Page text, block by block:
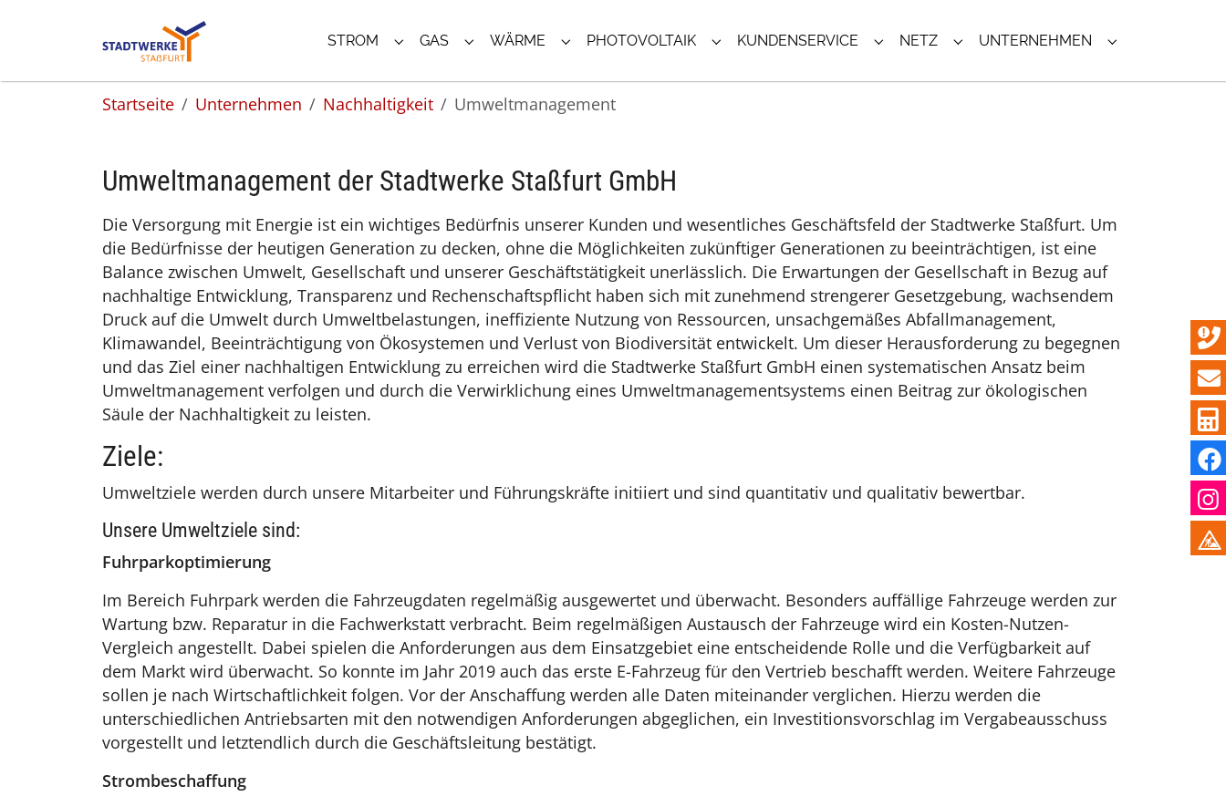
STROM
SUBMENU FÜR "STROM"
GAS
SUBMENU FÜR "GAS"
WÄRME
SUBMENU FÜR "WÄRME"
PHOTOVOLTAIK
SUBMENU FÜR "PHOTOVOLTAIK"
KUNDENSERVICE
SUBMENU FÜR "KUNDENSERVICE"
NETZ
SUBMENU FÜR "NETZ"
UNTERNEHMEN
SUBMENU FÜR
You are here:
Startseite Unternehmen Nachhaltigkeit Umweltmanagement
Umweltmanagement der Stadtwerke Staßfurt GmbH
Die Versorgung mit Energie ist ein wichtiges Bedürfnis unserer Kunden und wesentliches Geschäftsfeld der Stadtwerke Staßfurt. Um
die Bedürfnisse der heutigen Generation zu decken, ohne die Möglichkeiten zukünftiger Generationen zu beeinträchtigen, ist eine
Balance zwischen Umwelt, Gesellschaft und unserer Geschäftstätigkeit unerlässlich. Die Erwartungen der Gesellschaft in Bezug auf
nachhaltige Entwicklung, Transparenz und Rechenschaftspflicht haben sich mit zunehmend strengerer Gesetzgebung, wachsendem
Druck auf die Umwelt durch Umweltbelastungen, ineffiziente Nutzung von Ressourcen, unsachgemäßes Abfallmanagement,
Klimawandel, Beeinträchtigung von Ökosystemen und Verlust von Biodiversität entwickelt. Um dieser Herausforderung zu begegnen
und das Ziel einer nachhaltigen Entwicklung zu erreichen wird die Stadtwerke Staßfurt GmbH einen systematischen Ansatz beim
Umweltmanagement verfolgen und durch die Verwirklichung eines Umweltmanagementsystems einen Beitrag zur ökologischen
Säule der Nachhaltigkeit zu leisten.
Ziele:
Umweltziele werden durch unsere Mitarbeiter und Führungskräfte initiiert und sind quantitativ und qualitativ bewertbar.
Unsere Umweltziele sind:
Fuhrparkoptimierung
Im Bereich Fuhrpark werden die Fahrzeugdaten regelmäßig ausgewertet und überwacht. Besonders auffällige Fahrzeuge werden zur
Wartung bzw. Reparatur in die Fachwerkstatt verbracht. Beim regelmäßigen Austausch der Fahrzeuge wird ein Kosten-Nutzen-
Vergleich angestellt. Dabei spielen die Anforderungen aus dem Einsatzgebiet eine entscheidende Rolle und die Verfügbarkeit auf
dem Markt wird überwacht. So konnte im Jahr 2019 auch das erste E-Fahrzeug für den Vertrieb beschafft werden. Weitere Fahrzeuge
sollen je nach Wirtschaftlichkeit folgen. Vor der Anschaffung werden alle Daten miteinander verglichen. Hierzu werden die
unterschiedlichen Antriebsarten mit den notwendigen Anforderungen abgeglichen, ein Investitionsvorschlag im Vergabeausschuss
vorgestellt und letztendlich durch die Geschäftsleitung bestätigt.
Strombeschaffung